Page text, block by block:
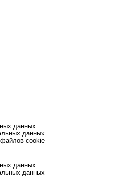
данных
данных
файлов cookie
данных
данных